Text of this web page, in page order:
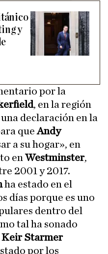
y
por la
, en la región
declaración en la
queAndy
a su hogar», en
en Westminster,
2001 y 2017.
ha estado en el
días porque es uno
dentro del
tal ha sonado
Keir Starmer
por los